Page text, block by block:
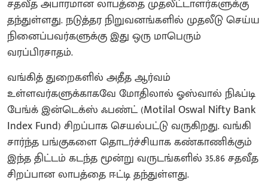
சதவீத அபாரமான லாபத்தை முதலீட்டாளர்களுக்கு
தந்துள்ளது. நடுத்தர நிறுவனங்களில் முதலீடு செய்ய
நினைப்பவர்களுக்கு இது ஒரு மாபெரும்
வரப்பிரசாதம்.
வங்கித் துறைகளில் அதீத ஆர்வம்
உள்ளவர்களுக்காகவே மோதிலால் ஓஸ்வால் நிஃப்டி
பேங்க் இன்டெக்ஸ் ஃபண்ட் (Motilal Oswal Nifty Bank
Index Fund) சிறப்பாக செயல்பட்டு வருகிறது. வங்கி
சார்ந்த பங்குகளை தொடர்ச்சியாக கண்காணிக்கும்
இந்த திட்டம் கடந்த மூன்று வருடங்களில் 35.86 சதவீத
சிறப்பான லாபத்தை ஈட்டி தந்துள்ளது.